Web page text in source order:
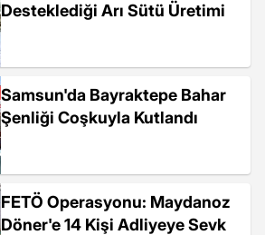
Desteklediği Arı Sütü Üretimi
Samsun'da Bayraktepe Bahar
Şenliği Coşkuyla Kutlandı
FETÖ Operasyonu: Maydanoz
Döner'e 14 Kişi Adliyeye Sevk